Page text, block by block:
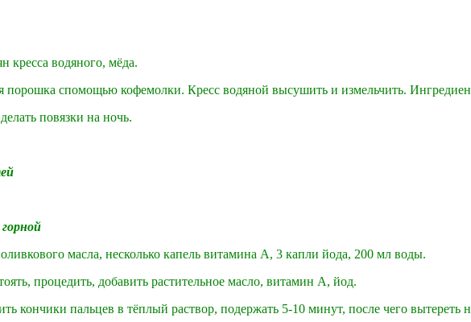
кресса водяного, мёда.
порошка спомощью кофемолки. Кресс водяной высушить и измельчить.
повязки на ночь.
масла, несколько капель витамина А, 3 капли йода, 200 мл воды.
процедить, добавить растительное масло, витамин А, йод.
кончики пальцев в тёплый раствор, подержать 5-10 минут, после чего вытереть